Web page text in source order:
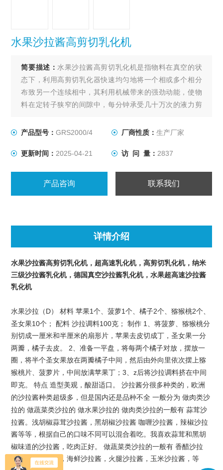
水果沙拉酱高剪切乳化机
简要描述： 水果沙拉酱高剪切乳化机是指物料在真空的状
态下，利用高剪切乳化器快速均匀地将一个相或多个相分
布致另一个连续相中，其利用机械带来的强劲动能，使物
料在定转子狭窄的间隙中，每分钟承受几十万次的液力剪
产品型号：GRS2000/4 厂商性质： 生产厂家
更新时间： 2025-04-21 访 问 量： 2837
产品咨询 联系我们
详情介绍
水果沙拉酱高剪切乳化机，超高速乳化机，高剪切乳化机，纳米
三级沙拉酱乳化机，德国真空沙拉酱乳化机，水果超高速沙拉酱
乳化机
水果沙拉（ D） 材料 苹果1个、菠萝1个、橘子2个、猕猴桃2个、
圣女果10个； 配料 沙拉调料100克； 制作 1 、将菠萝、猕猴桃分
别切成一厘米和半厘米的扇形片，苹果去皮切成丁，圣女果一分
两瓣，橘子去皮。
2、准备一平盘，将每两个橘子对放，摆放一
圈，将半个圣女果放在两瓣橘子中间，然后由外向里依次摆上猕
猴桃片、菠萝片，中间放满苹果丁；3、z后将沙拉调料挤在中间
即克。
特点 造型美观，酸甜适口。
沙拉酱分很多种类的，欧洲
的沙拉酱种类超级多，但是国内还是品种不全 一般分为 做肉类沙
拉的 做蔬菜类沙拉的 做水果沙拉的 做肉类沙拉的一般有 蒜茸沙
拉酱。浅胡椒蒜茸沙拉酱，黑胡椒沙拉酱 咖喱沙拉酱，辣椒沙拉
酱等等，根据自己的口味不同可以混合着吃。我喜欢蒜茸和黑胡
椒味道的沙拉酱，吃肉正好。
做蔬菜类沙拉的一般有 香醋沙拉
酱，蛋黄沙拉酱，海鲜沙拉酱，火腿沙拉酱，玉米沙拉酱，等